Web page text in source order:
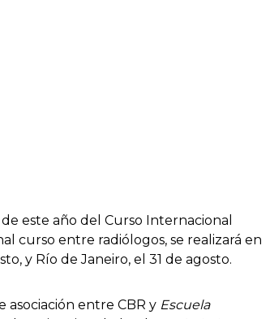
este año del Curso Internacional
curso entre radiólogos, se realizará en
y Río de Janeiro, el 31 de agosto.
entre CBR y Escuela